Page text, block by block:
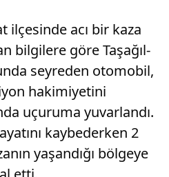
ilçesinde acı bir kaza
bilgilere göre Taşağıl-
seyreden otomobil,
hakimiyetini
uçuruma yuvarlandı.
kaybederken 2
yaşandığı bölgeye